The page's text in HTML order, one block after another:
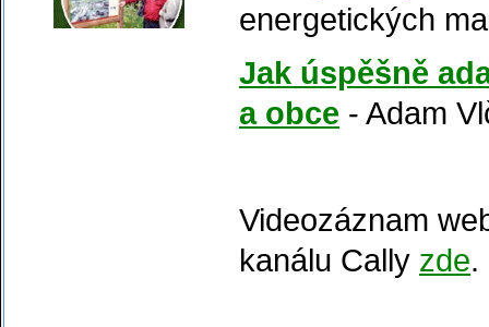
energetických
Jak úspěšně
a obce - Adam
Videozáznam
kanálu Cally zde.